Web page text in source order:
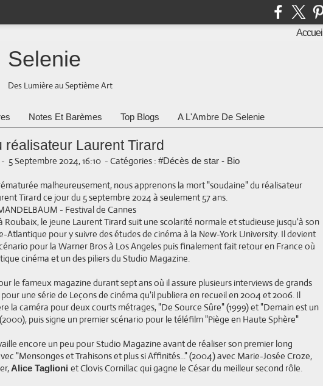
Accueil
Selenie
Des Lumière au Septième Art
Notes Et Barèmes Top Blogs A L'Ambre De Selenie
réalisateur Laurent Tirard
- 5 Septembre 2024, 16:10 - Catégories : #Décès de star - Bio
malheureusement, nous apprenons la mort "soudaine" du réalisateur
Tirard ce jour du 5 septembre 2024 à seulement 57 ans.
Roubaix, le jeune Laurent Tirard suit une scolarité normale et studieuse jusqu'à son
Atlantique pour y suivre des études de cinéma à la New-York University. Il devient
pour la Warner Bros à Los Angeles puis finalement fait retour en France où
cinéma et un des piliers du Studio Magazine.
le fameux magazine durant sept ans où il assure plusieurs interviews de grands
une série de Leçons de cinéma qu'il publiera en recueil en 2004 et 2006. Il
la caméra pour deux courts métrages, "De Source Sûre" (1999) et "Demain est un
puis signe un premier scénario pour le téléfilm "Piège en Haute Sphère"
encore un peu pour Studio Magazine avant de réaliser son premier long
"Mensonges et Trahisons et plus si Affinités..." (2004) avec Marie-Josée Croze,
Alice Taglioni et Clovis Cornillac qui gagne le César du meilleur second rôle.